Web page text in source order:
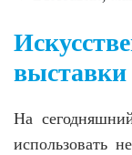
выставки
На
использовать